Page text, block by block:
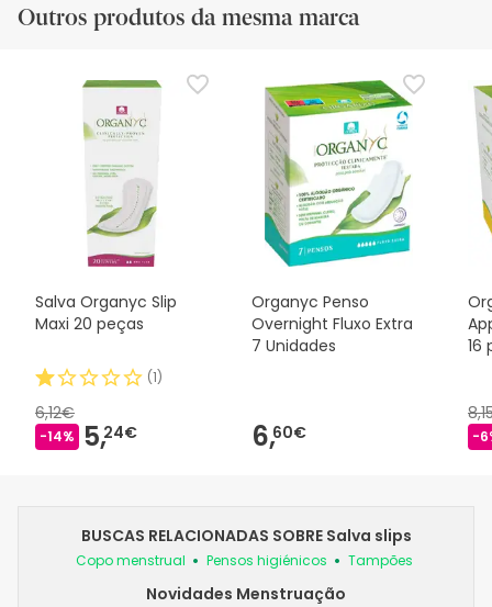
Outros produtos da mesma marca
Salva Organyc Slip
Maxi 20 peças
(1)
6,12€
-14% 5,24€
Organyc Penso
Overnight Fluxo Extra
7 Unidades
6,60€
16
-
BUSCAS RELACIONADAS SOBRE Salva slips
Copo menstrual Pensos higiénicos Tampões
Novidades Menstruação